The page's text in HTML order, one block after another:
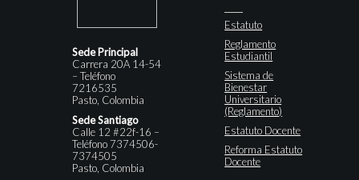
Sede Principal
Carrera 20A 14-54
– Teléfono
7216535
Pasto, Colombia
Sede Santiago
Calle 12 #22f-16 –
Teléfono 7374506-
7374505
Pasto, Colombia
Estatuto
Reglamento
Estudiantil
Sistema de
Bienestar
Universitario
(Reglamento)
Estatuto Docente
Reforma Estatuto
Docente